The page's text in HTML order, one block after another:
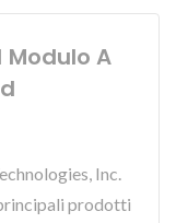
Modulo A
Inc.
prodotti